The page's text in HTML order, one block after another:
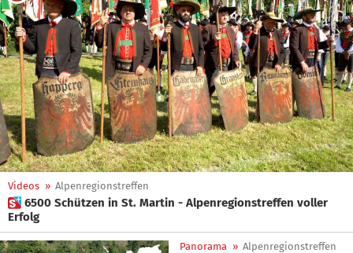
Videos » Alpenregionstreffen
 6500 Schützen in St. Martin - Alpenregionstreffen voller
Erfolg
Panorama » Alpenregionstreffen